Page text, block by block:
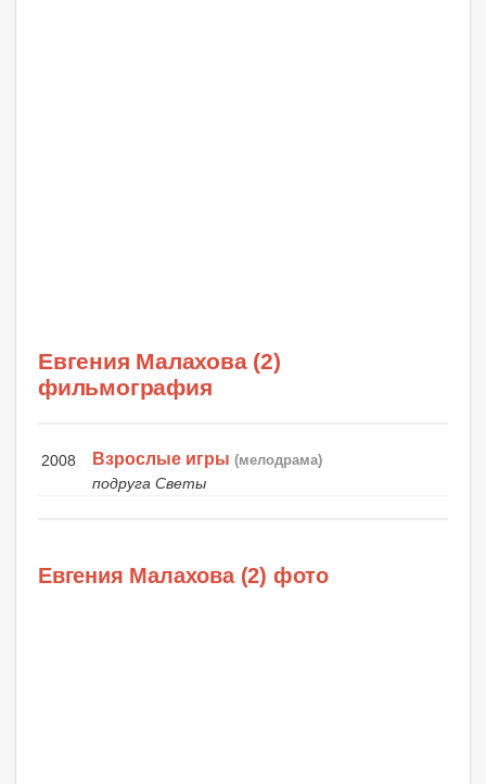
Евгения Малахова (2)
фильмография
2008 Взрослые игры (мелодрама)
подруга Светы
Евгения Малахова (2) фото